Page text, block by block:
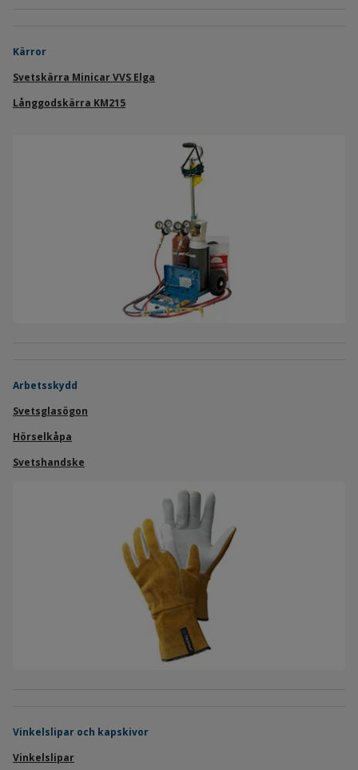
Kärror
Svetskärra Minicar VVS Elga
Långgodskärra KM215
Arbetsskydd
Svetsglasögon
Hörselkåpa
Svetshandske
Vinkelslipar och kapskivor
Vinkelslipar